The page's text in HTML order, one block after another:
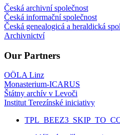
Česká archivní společnost
Česká informační společnost
Česká genealogicá a heraldická
Archivnictví
Our Partners
OÖLA Linz
Monasterium-ICARUS
Štátny archív v Levoči
Institut Terezínské iniciativy